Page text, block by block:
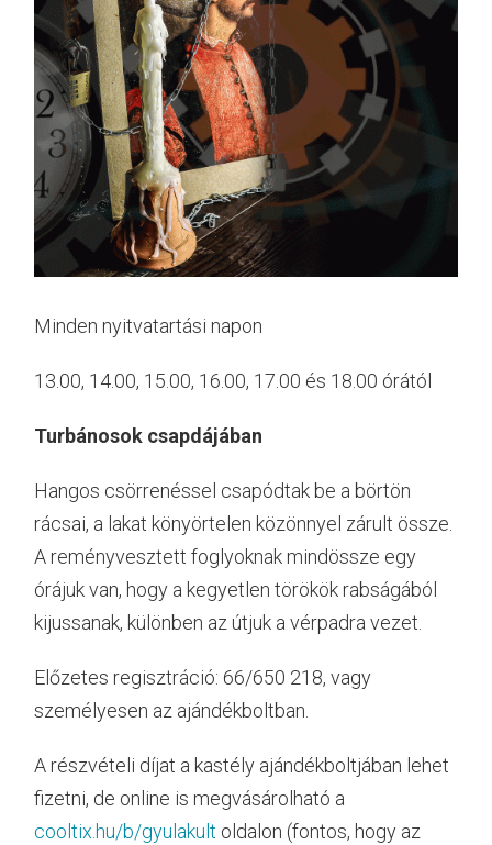
Minden nyitvatartási napon
13.00, 14.00, 15.00, 16.00, 17.00 és 18.00 órától
Turbánosok csapdájában
Hangos csörrenéssel csapódtak be a börtön
rácsai, a lakat könyörtelen közönnyel zárult össze.
A reményvesztett foglyoknak mindössze egy
órájuk van, hogy a kegyetlen törökök rabságából
kijussanak, különben az útjuk a vérpadra vezet.
Előzetes regisztráció: 66/650 218, vagy
személyesen az ajándékboltban.
A részvételi díjat a kastély ajándékboltjában lehet
fizetni, de online is megvásárolható a
cooltix.hu/b/gyulakult oldalon (fontos, hogy az